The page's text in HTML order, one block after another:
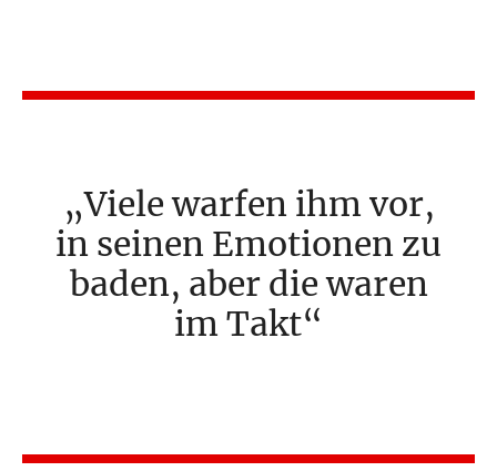
Viele warfen ihm vor,
in seinen Emotionen zu
baden, aber die waren
im Takt